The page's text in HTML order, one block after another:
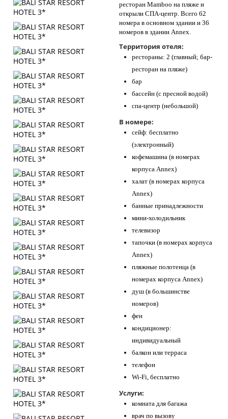
ресторан Mamboo на пляже и
открыли СПА-центр. Всего 62
номера в основном здании и 36
номеров в здании Annex.
Территория отеля:
рестораны: 2 (главный; бар-
ресторан на пляже)
бар
бассейн (с пресной водой)
спа-центр (небольшой)
В номере:
сейф: бесплатно
(электронный)
кофемашина (в номерах
корпуса Annex)
халат (в номерах корпуса
Annex)
банные принадлежности
мини-холодильник
телевизор
тапочки (в номерах корпуса
Annex)
пляжные полотенца (в
номерах корпуса Annex)
душ (в большинстве
номеров)
фен
кондиционер:
индивидуальный
балкон или терраса
телефон
Wi-Fi, бесплатно
Услуги:
комната для багажа
врач по вызову